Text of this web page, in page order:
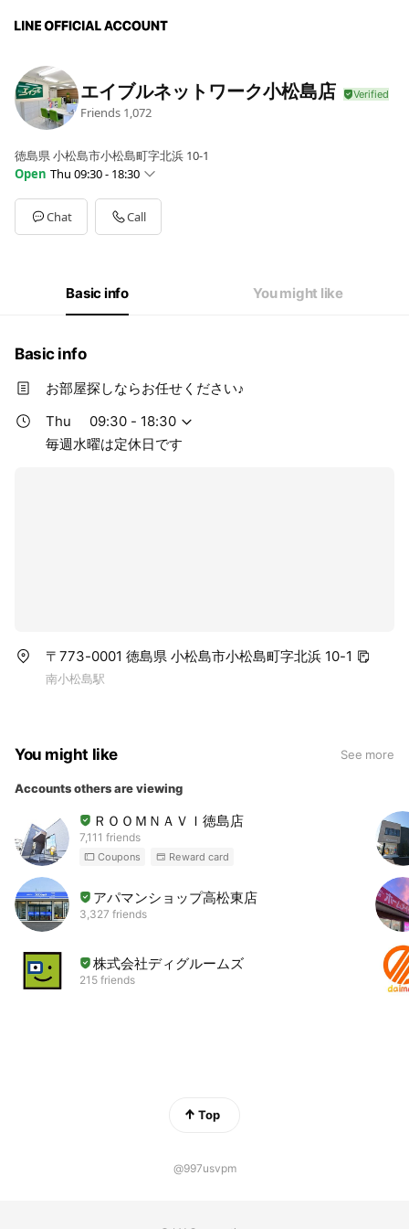
エイブルネットワーク小松島店
Friends 1,072
徳島県 小松島市小松島町字北浜 10-1
Open Thu 09:30 - 18:30
Sun09:30 - 18:30
Mon09:30 - 18:30
Tue
09:30 - 18:30
09:30 - 18:30
毎週水曜は定休日です
Chat Call
Basic info You might like
Basic info
お部屋探しならお任せください♪
Thu
09:30 - 18:30
毎週水曜は定休日です
〒773-0001 徳島県 小松島市小松島町字北浜 10-1
南小松島駅
You might like See more
Accounts others are viewing
ＲＯＯＭＮＡＶＩ徳島店
7,111 friends
Coupons Reward card
アパマンショップ高松東店
3,327 friends
株式会社ディグルームズ
215 friends
Top
@997usvpm